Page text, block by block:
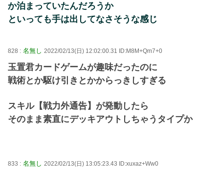
か泊まっていたんだろうか
といっても手は出してなさそうな感じ
828 : 名無し 2022/02/13(日) 12:02:00.31 ID:M8M+Qm7+0
玉置君カードゲームが趣味だったのに
戦術とか駆け引きとかからっきしすぎる
スキル【戦力外通告】が発動したら
そのまま素直にデッキアウトしちゃうタイプか
833 : 名無し 2022/02/13(日) 13:05:23.43 ID:xuxaz+Ww0